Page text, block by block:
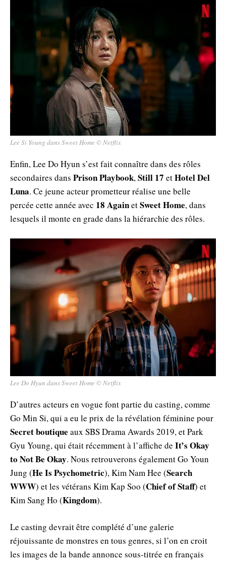
Lee Si Young dans Sweet Home © Netflix
Enfin, Lee Do Hyun s’est fait connaître dans des rôles
secondaires dans Prison Playbook,Still 17 etHotel Del
Luna. Ce jeune acteur prometteur réalise une belle
percée cette année avec 18 AgainetSweet Home, dans
lesquels il monte en grade dans la hiérarchie des rôles.
Lee Do Hyun dans Sweet Home © Netflix
D’autres acteurs en vogue font partie du casting, comme
Go Min Si, qui a eu le prix de la révélation féminine pour
Secret boutique aux SBS Drama Awards 2019, et Park
Gyu Young, qui était récemment à l’affiche de It’s Okay
to Not Be Okay. Nous retrouverons également Go Youn
Jung (He Is Psychometric), Kim Nam Hee (Search
WWW) et les vétérans Kim Kap Soo (Chief of Staff) et
Kim Sang Ho (Kingdom).
Le casting devrait être complété d’une galerie
réjouissante de monstres en tous genres, si l’on en croit
les images de la bande annonce sous-titrée en français